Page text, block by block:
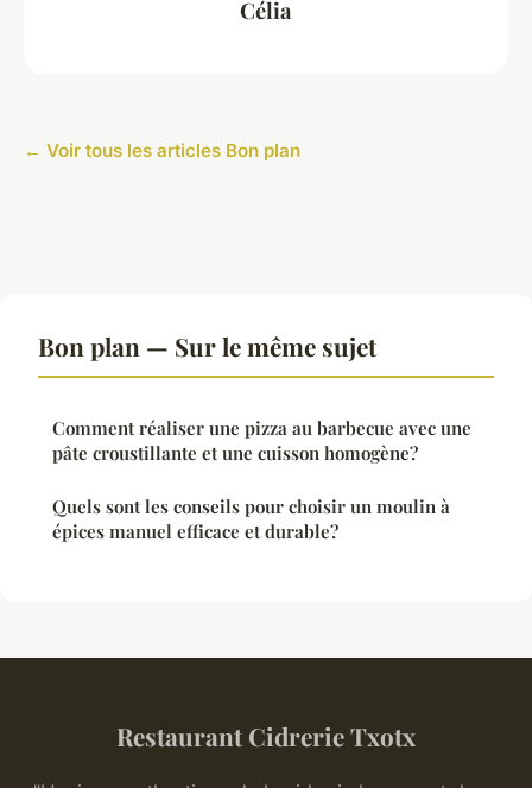
Célia
← Voir tous les articles Bon plan
Bon plan — Sur le même sujet
Comment réaliser une pizza au barbecue avec une
pâte croustillante et une cuisson homogène?
Quels sont les conseils pour choisir un moulin à
épices manuel efficace et durable?
Restaurant Cidrerie Txotx